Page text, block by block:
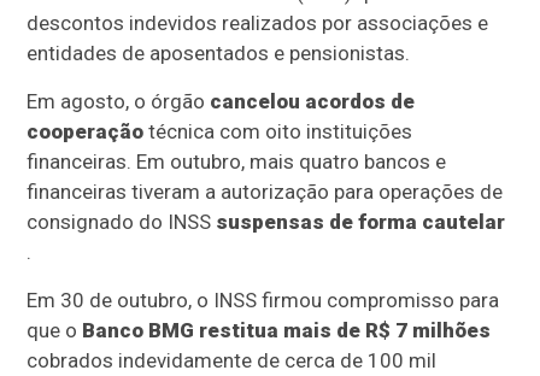
descontos indevidos realizados por associações e
entidades de aposentados e pensionistas.
Em agosto, o órgão cancelou acordos de
cooperação técnica com oito instituições
financeiras. Em outubro, mais quatro bancos e
financeiras tiveram a autorização para operações de
consignado do INSS suspensas de forma cautelar
.
Em 30 de outubro, o INSS firmou compromisso para
que o Banco BMG restitua mais de R$ 7 milhões
cobrados indevidamente de cerca de 100 mil